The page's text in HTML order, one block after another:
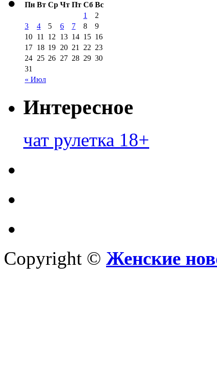
Пн Вт Ср Чт Пт Сб Вс
« Июл
1
2
3
4 5 6 7 8
9
10 11 12 13 14 15 16
17 18 19 20 21 22 23
24 25 26 27 28 29 30
31
Интересное
чат рулетка 18+
Copyright © Женские